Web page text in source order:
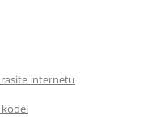
internetu
kodėl